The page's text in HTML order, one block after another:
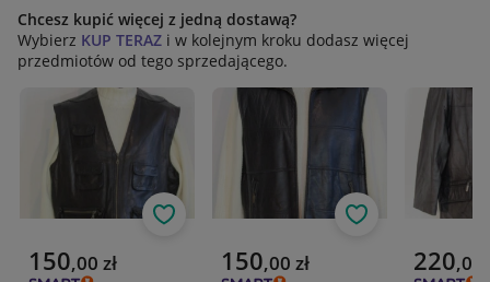
Chcesz kupić więcej z jedną dostawą?
Wybierz KUP TERAZ i w kolejnym kroku dodasz więcej
przedmiotów od tego sprzedającego.
Aktualna cena
150,00 zł
Obserwuj
Aktualna cena
150,00 zł
Obserwuj
Aktualna
220,00